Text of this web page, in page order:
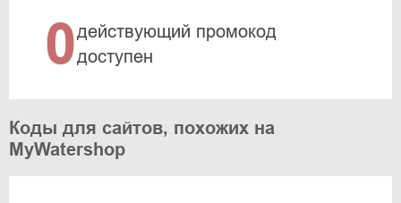
0действующий промокод
доступен
Коды для сайтов, похожих на
MyWatershop